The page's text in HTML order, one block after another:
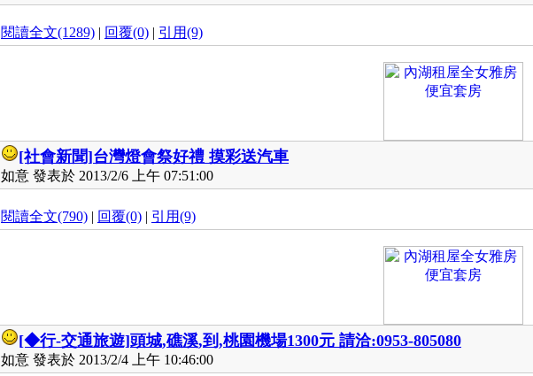
閱讀全文(1289) | 回覆(0) | 引用(9)
[社會新聞]台灣燈會祭好禮 摸彩送汽車
如意 發表於 2013/2/6 上午 07:51:00
閱讀全文(790) | 回覆(0) | 引用(9)
[◆行-交通旅遊]頭城,礁溪,到,桃園機場1300元 請洽:0953-805080
如意 發表於 2013/2/4 上午 10:46:00